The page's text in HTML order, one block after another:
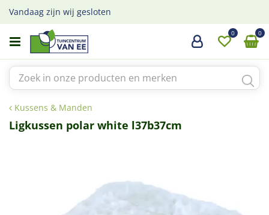
a
Kussens & Manden
Vandaag zijn wij gesloten
Ligkussen polar white l37b37cm